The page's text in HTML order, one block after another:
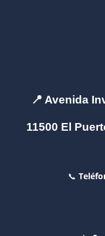
📍 Avenida
11500 El
📞